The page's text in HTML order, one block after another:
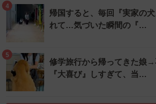
4
帰国すると、毎回『実家の
れて…気づいた瞬間の『…
5
修学旅行から帰ってきた娘
『大喜び』しすぎて、当…